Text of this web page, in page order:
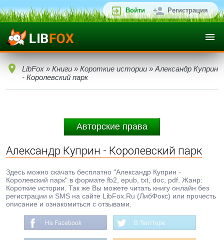
Войти Регистрация
LibFox » Книги » Короткие истории » Александр Куприн
- Королевский парк
Авторские права
Александр Куприн - Королевский парк
Здесь можно скачать бесплатно "Александр Куприн -
Королевский парк" в формате fb2, epub, txt, doc, pdf. Жанр:
Короткие истории. Так же Вы можете читать книгу онлайн без
регистрации и SMS на сайте LibFox.Ru (ЛибФокс) или прочесть
описание и ознакомиться с отзывами.
На Facebook В Твиттере